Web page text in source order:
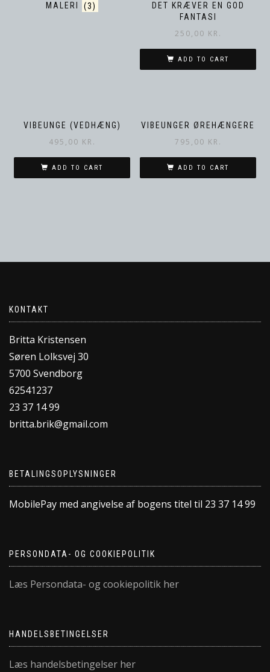
MALERI (3)
DET KRÆVER EN GOD
FANTASI
250,00 KR.
ADD TO CART
VIBEUNGE (VEDHÆNG)
495,00 KR.
ADD TO CART
VIBEUNGER ØREHÆNGERE
795,00 KR.
ADD TO CART
KONTAKT
Britta Kristensen
Søren Lolksvej 30
5700 Svendborg
62541237
23 37 14 99
britta.brik@gmail.com
BETALINGSOPLYSNINGER
MobilePay med angivelse af bogens titel til 23 37 14 99
PERSONDATA- OG COOKIEPOLITIK
Læs Persondata- og cookiepolitik her
HANDELSBETINGELSER
Læs handelsbetingelser her